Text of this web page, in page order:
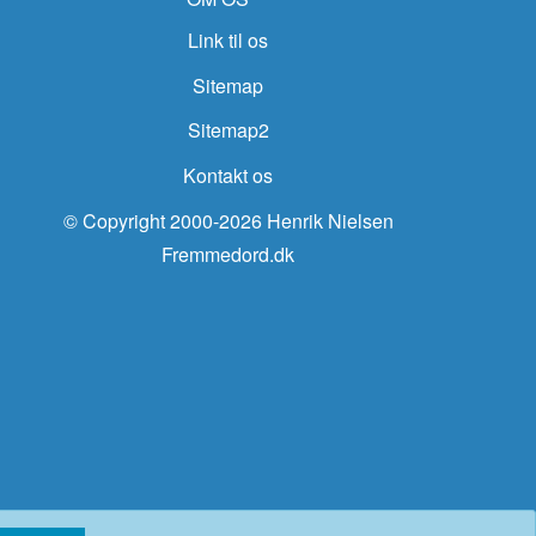
Link til os
Sitemap
Sitemap2
Kontakt os
© Copyright 2000-2026 Henrik Nielsen
Fremmedord.dk